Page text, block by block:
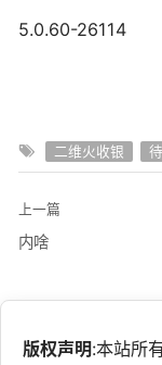
5.0.60-26114
二维火收银
上一篇
内啥
版权声明:本站所